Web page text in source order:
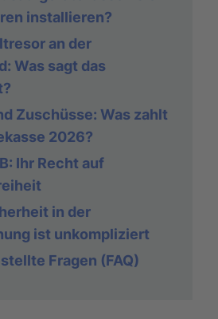
installieren?
an der
Was sagt das
Zuschüsse: Was zahlt
2026?
Ihr Recht auf
in der
ist unkompliziert
Fragen (FAQ)